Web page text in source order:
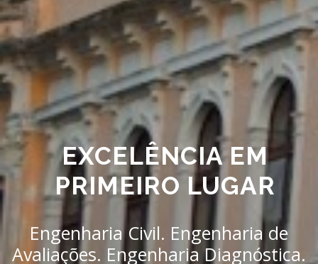
EXCELÊNCIA EM
PRIMEIRO LUGAR
Engenharia Civil. Engenharia de
Avaliações. Engenharia Diagnóstica.